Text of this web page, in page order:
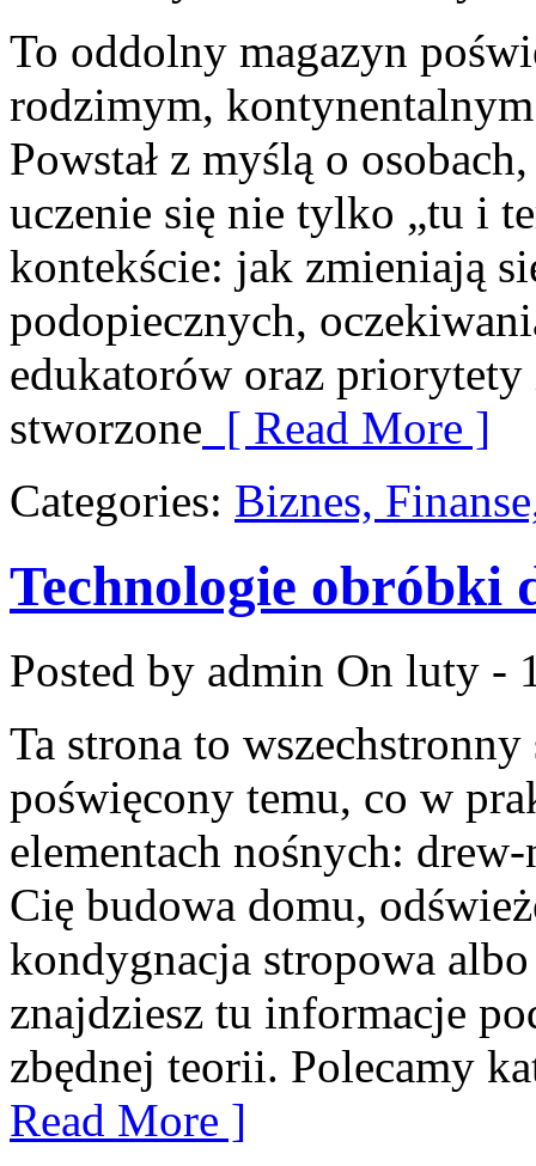
To oddolny magazyn
rodzimym,
Powstał z myślą o
uczenie się nie tylko „tu i
kontekście: jak zmieniają
podopiecznych,
edukatorów oraz
stworzone [ Read More ]
Categories: Biznes,
Technologie obróbki
Posted by admin On luty -
Ta strona to
poświęcony temu, co w
elementach nośnych:
Cię budowa domu,
kondygnacja stropowa
znajdziesz tu informacje
zbędnej teorii. Polecamy
Read More ]